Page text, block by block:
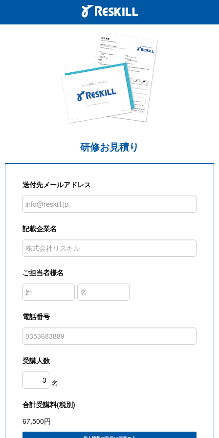
研修お見積り
送付先メールアドレス
記載企業名
ご担当者様名
電話番号
受講人数
名
合計受講料(税別)
67,500円